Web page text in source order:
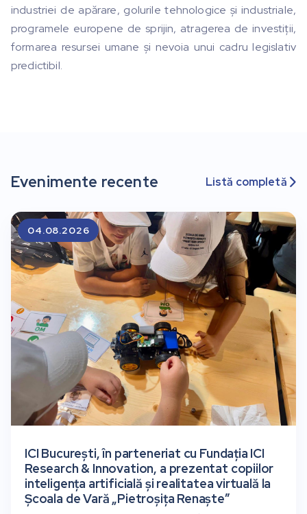
industriei de apărare, golurile tehnologice și industriale,
programele europene de sprijin, atragerea de investiții,
formarea resursei umane și nevoia unui cadru legislativ
predictibil.
Evenimente recente Listă completă 
ICI București, în parteneriat cu Fundația ICI
Research & Innovation, a prezentat copiilor
inteligența artificială și realitatea virtuală la
Școala de Vară „Pietroșița Renaște”
04.08.2026